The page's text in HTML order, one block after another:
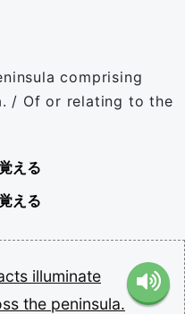
comprising
/ Of or relating to the
える
える
illuminate
the peninsula.